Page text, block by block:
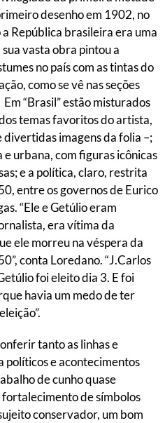
desenho em 1902, no
a República brasileira era uma
vasta obra pintou a
no país com as tintas do
como se vê nas seções
Em “Brasil” estão misturados
temas favoritos do artista,
divertidas imagens da folia –;
urbana, com figuras icônicas
e a política, claro, restrita
entre os governos de Eurico
“Ele e Getúlio eram
era vítima da
ele morreu na véspera da
conta Loredano. “J.Carlos
foi eleito dia 3. E foi
havia um medo de ter
tanto as linhas e
políticos e acontecimentos
de cunho quase
de símbolos
conservador, um bom